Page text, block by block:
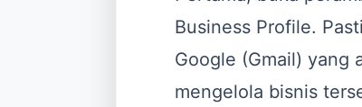
Business Profile.
Google (Gmail) yang
mengelola bisnis